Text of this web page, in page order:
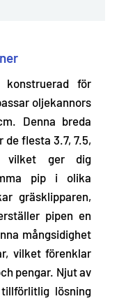
konstruerad för
oljekannors
Denna breda
de flesta 3.7, 7.5,
vilket ger dig
pip i olika
gräsklipparen,
pipen en
mångsidighet
vilket förenklar
pengar. Njut av
lösning